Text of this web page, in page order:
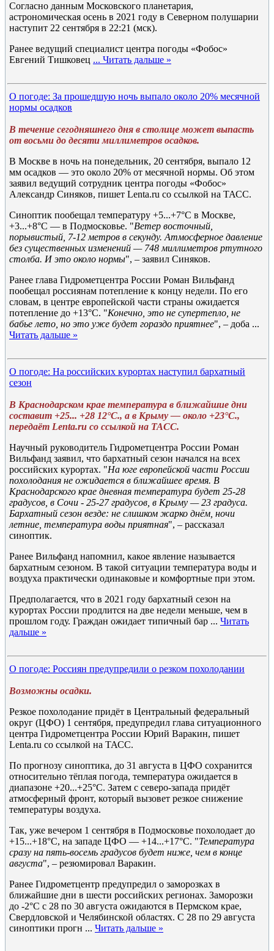
Согласно данным Московского планетария,
астрономическая осень в 2021 году в Северном полушарии
наступит 22 сентября в 22:21 (мск).
Ранее ведущий специалист центра погоды «Фобос»
Евгений Тишковец ... Читать дальше »
О погоде: За прошедшую ночь выпало около 20% месячной
нормы осадков
В течение сегодняшнего дня в столице может выпасть
от восьми до десяти миллиметров осадков.
В Москве в ночь на понедельник, 20 сентября, выпало 12
мм осадков — это около 20% от месячной нормы. Об этом
заявил ведущий сотрудник центра погоды «Фобос»
Александр Синяков, пишет Lenta.ru со ссылкой на ТАСС.
Синоптик пообещал температуру +5...+7°C в Москве,
+3...+8°C — в Подмосковье. "Ветер восточный,
порывистый, 7-12 метров в секунду. Атмосферное давление
без существенных изменений — 748 миллиметров ртутного
столба. И это около нормы", – заявил Синяков.
Ранее глава Гидрометцентра России Роман Вильфанд
пообещал россиянам потепление к концу недели. По его
словам, в центре европейской части страны ожидается
потепление до +13°C. "Конечно, это не супертепло, не
бабье лето, но это уже будет гораздо приятнее", – доба ...
Читать дальше »
О погоде: На российских курортах наступил бархатный
сезон
В Краснодарском крае температура в ближайшие дни
составит +25... +28 12°C., а в Крыму — около +23°C.,
передаёт Lenta.ru со ссылкой на ТАСС.
Научный руководитель Гидрометцентра России Роман
Вильфанд заявил, что бархатный сезон начался на всех
российских курортах. "На юге европейской части России
похолодания не ожидается в ближайшее время. В
Краснодарского крае дневная температура будет 25-28
градусов, в Сочи - 25-27 градусов, в Крыму — 23 градуса.
Бархатный сезон везде: не слишком жарко днём, ночи
летние, температура воды приятная", – рассказал
синоптик.
Ранее Вильфанд напомнил, какое явление называется
бархатным сезоном. В такой ситуации температура воды и
воздуха практически одинаковые и комфортные при этом.
Предполагается, что в 2021 году бархатный сезон на
курортах России продлится на две недели меньше, чем в
прошлом году. Граждан ожидает типичный бар ... Читать
дальше »
О погоде: Россиян предупредили о резком похолодании
Возможны осадки.
Резкое похолодание придёт в Центральный федеральный
округ (ЦФО) 1 сентября, предупредил глава ситуационного
центра Гидрометцентра России Юрий Варакин, пишет
Lenta.ru со ссылкой на ТАСС.
По прогнозу синоптика, до 31 августа в ЦФО сохранится
относительно тёплая погода, температура ожидается в
диапазоне +20...+25°C. Затем с северо-запада придёт
атмосферный фронт, который вызовет резкое снижение
температуры воздуха.
Так, уже вечером 1 сентября в Подмосковье похолодает до
+15...+18°C, на западе ЦФО — +14...+17°C. "Температура
сразу на пять-восемь градусов будет ниже, чем в конце
августа", – резюмировал Варакин.
Ранее Гидрометцентр предупредил о заморозках в
ближайшие дни в шести российских регионах. Заморозки
до -2°C с 28 по 30 августа ожидаются в Пермском крае,
Свердловской и Челябинской областях. С 28 по 29 августа
синоптики прогн ... Читать дальше »